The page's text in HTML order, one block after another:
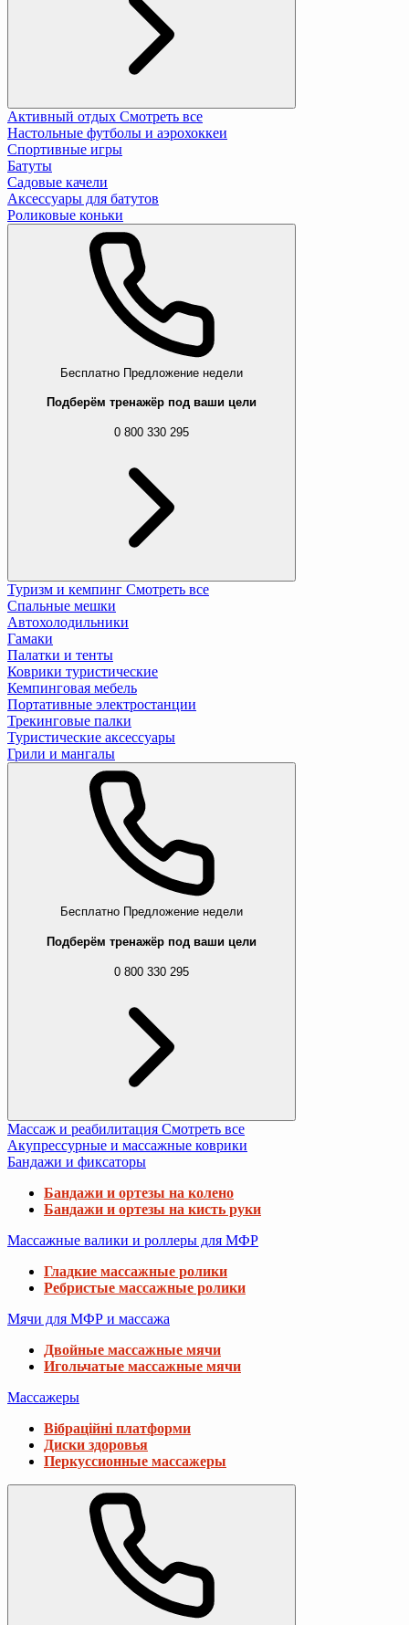
Активный отдых Смотреть все
Настольные футболы и аэрохоккеи
Спортивные игры
Батуты
Садовые качели
Аксессуары для батутов
Роликовые коньки
Бесплатно Предложение недели
Подберём тренажёр под ваши цели
0 800 330 295
Туризм и кемпинг Смотреть все
Спальные мешки
Автохолодильники
Гамаки
Палатки и тенты
Коврики туристические
Кемпинговая мебель
Портативные электростанции
Трекинговые палки
Туристические аксессуары
Грили и мангалы
Бесплатно Предложение недели
Подберём тренажёр под ваши цели
0 800 330 295
Массаж и реабилитация Смотреть все
Акупрессурные и массажные коврики
Бандажи и фиксаторы
Бандажи и ортезы на колено
Бандажи и ортезы на кисть руки
Массажные валики и роллеры для МФР
Гладкие массажные ролики
Ребристые массажные ролики
Мячи для МФР и массажа
Двойные массажные мячи
Игольчатые массажные мячи
Массажеры
Вібраційні платформи
Диски здоровья
Перкуссионные массажеры